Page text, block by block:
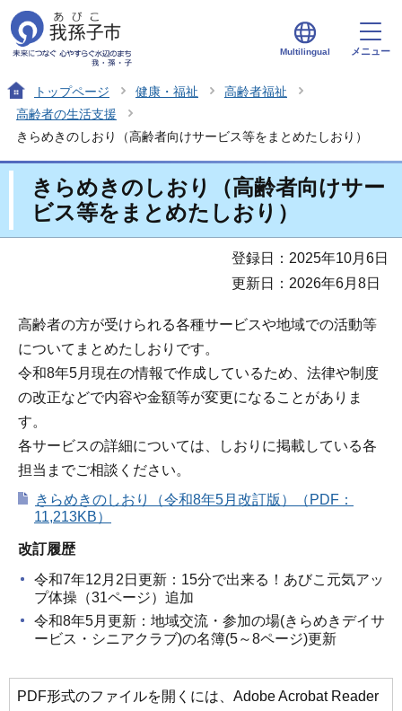
Multilingual メニュー
トップページ 健康・福祉
高齢者福祉
高齢者の生活支援
きらめきのしおり（高齢者向けサービス等をまとめたしおり）
きらめきのしおり（高齢者向けサー
ビス等をまとめたしおり）
登録日：2025年10月6日
更新日：2026年6月8日
高齢者の方が受けられる各種サービスや地域での活動等
についてまとめたしおりです。
令和8年5月現在の情報で作成しているため、法律や制度
の改正などで内容や金額等が変更になることがありま
す。
各サービスの詳細については、しおりに掲載している各
担当までご相談ください。
きらめきのしおり（令和8年5月改訂版）（PDF：
11,213KB）
改訂履歴
令和7年12月2日更新：15分で出来る！あびこ元気アッ
プ体操（31ページ）追加
令和8年5月更新：地域交流・参加の場(きらめきデイサ
ービス・シニアクラブ)の名簿(5～8ページ)更新
PDF形式のファイルを開くには、Adobe Acrobat Reader